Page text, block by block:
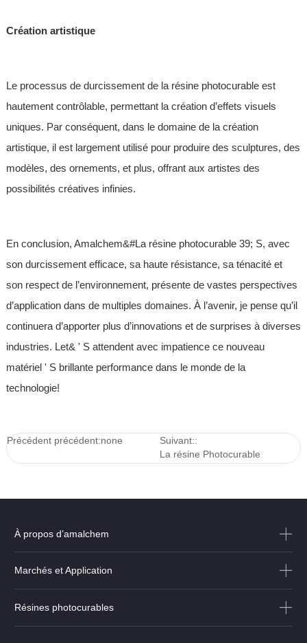
Création artistique
Le processus de durcissement de la résine photocurable est
hautement contrôlable, permettant la création d’effets visuels
uniques. Par conséquent, dans le domaine de la création
artistique, il est largement utilisé pour produire des sculptures, des
modèles, des ornements, et plus, offrant aux artistes des
possibilités créatives infinies.
En conclusion, Amalchem&#La résine photocurable 39; S, avec
son durcissement efficace, sa haute résistance, sa ténacité et
son respect de l’environnement, présente de vastes perspectives
d’application dans de multiples domaines. À l’avenir, je pense qu’il
continuera d’apporter plus d’innovations et de surprises à diverses
industries. Let& ' S attendent avec impatience ce nouveau
matériel ' S brillante performance dans le monde de la
technologie!
Précédent précédent:none
Suivant::
La résine Photocurable
À propos d’amalchem
Marchés et Application
Résines photocurables